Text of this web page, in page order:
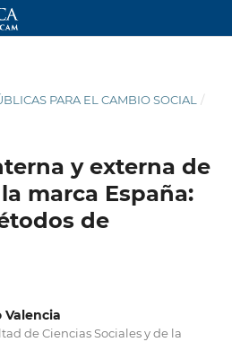
PARA EL CAMBIO SOCIAL
/
y externa de
marca España:
de
Valencia
de Ciencias Sociales y de la